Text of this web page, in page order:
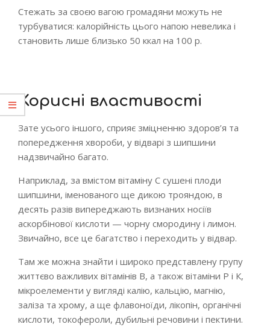
Стежать за своєю вагою громадяни можуть не
турбуватися: калорійність цього напою невелика і
становить лише близько 50 ккал на 100 р.
Корисні властивості
Зате усього іншого, сприяє зміцненню здоров’я та
попередження хвороби, у відварі з шипшини
надзвичайно багато.
Наприклад, за вмістом вітаміну С сушені плоди
шипшини, іменованого ще дикою трояндою, в
десять разів випереджають визнаних носіїв
аскорбінової кислоти — чорну смородину і лимон.
Звичайно, все це багатство і переходить у відвар.
Там же можна знайти і широко представлену групу
життєво важливих вітамінів В, а також вітаміни Р і К,
мікроелементи у вигляді калію, кальцію, магнію,
заліза та хрому, а ще флавоноїди, лікопін, органічні
кислоти, токофероли, дубильні речовини і пектини.